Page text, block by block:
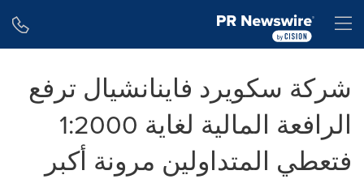
شركة سكويرد فاينانشيال ترفع
الرافعة المالية لغاية 1:2000
فتعطي المتداولين مرونة أكبر